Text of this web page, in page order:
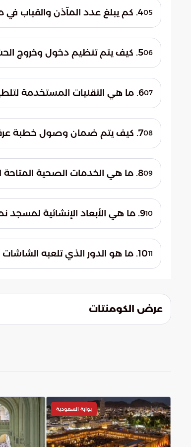
متر مربع، مما جعله ثاني أكبر054. كم يبلغ عدد المآذن والقباب في مسجد نمرة؟
على 3 قباب رئيسية تضفي طابعاً معمارياً متميزاً.065. كيف يتم تنظيم دخول وخروج الحشود الكبيرة في المسجد؟
تدفق الحجاج وانسيابيتهم ومنع076. ما هي التقنيات المستخدمة لتلطيف الأجواء داخل الساحات؟
تكييف حديثة تغطي كافة أرجاء087. كيف يتم ضمان وصول خطبة عرفة إلى العالم الخارجي؟
والصلاة لحظة بلحظة إلى كافة أنحاء098. ما هي الخدمات الصحية المتاحة للحجاج في محيط المسجد؟
للتعامل الفوري مع أي حالات109. ما هي الأبعاد الإنشائية لمسجد نمرة من حيث الطول والعرض؟
جهة الشمال إلى الجنوب، مما 1110. ما هو الدور الذي تلعبه الشاشات الرقمية داخل المسجد؟
عرض الكومنتات
بوابة السعودية